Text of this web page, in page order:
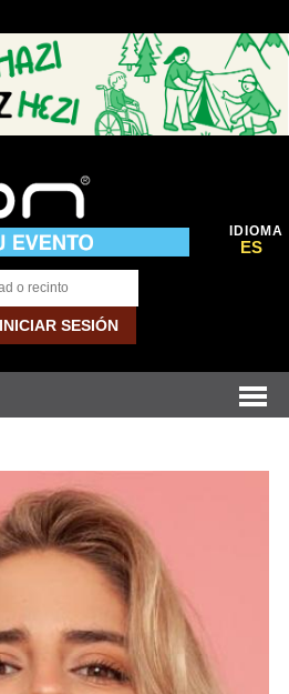
IDIOMA
ES
INICIAR SESIÓN